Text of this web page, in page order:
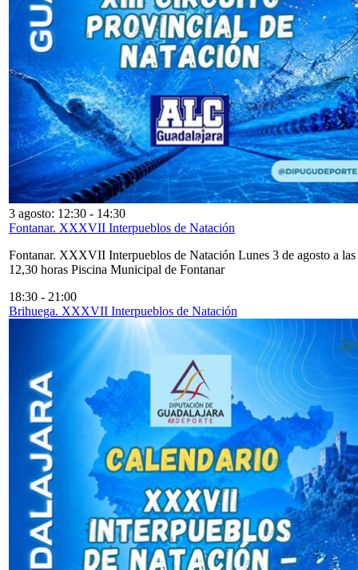
3 agosto: 12:30 - 14:30
Fontanar. XXXVII Interpueblos de Natación
Fontanar. XXXVII Interpueblos de Natación Lunes 3 de agosto a las
12,30 horas Piscina Municipal de Fontanar
18:30 - 21:00
Brihuega. XXXVII Interpueblos de Natación